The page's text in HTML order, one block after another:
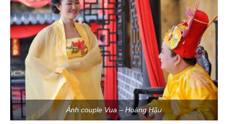
Ảnh couple Vua – Hoàng Hậu